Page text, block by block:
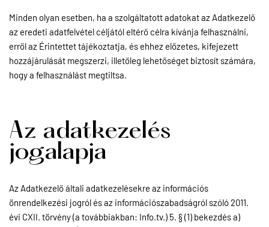
Minden olyan esetben, ha a szolgáltatott adatokat az Adatkezelő
az eredeti adatfelvétel céljától eltérő célra kívánja felhasználni,
erről az Érintettet tájékoztatja, és ehhez előzetes, kifejezett
hozzájárulását megszerzi, illetőleg lehetőséget biztosít számára,
hogy a felhasználást megtiltsa.
Az adatkezelés
jogalapja
Az Adatkezelő általi adatkezelésekre az információs
önrendelkezési jogról és az információszabadságról szóló 2011.
évi CXII. törvény (a továbbiakban: Info.tv.) 5. § (1) bekezdés a)